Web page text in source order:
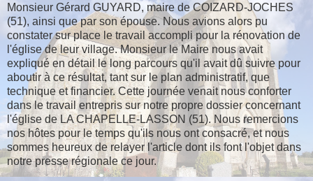
Monsieur Gérard GUYARD, maire de COIZARD-JOCHES
(51), ainsi que par son épouse. Nous avions alors pu
constater sur place le travail accompli pour la rénovation de
l'église de leur village. Monsieur le Maire nous avait
expliqué en détail le long parcours qu'il avait dû suivre pour
aboutir à ce résultat, tant sur le plan administratif, que
technique et financier. Cette journée venait nous conforter
dans le travail entrepris sur notre propre dossier concernant
l'église de LA CHAPELLE-LASSON (51). Nous remercions
nos hôtes pour le temps qu'ils nous ont consacré, et nous
sommes heureux de relayer l'article dont ils font l'objet dans
notre presse régionale ce jour.